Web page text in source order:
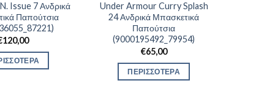
Issue 7 Ανδρικά
Παπούτσια
120,00
Under Armour Curry Splash
24 Ανδρικά Μπασκετικά
Παπούτσια
(9000195492_79954)
€65,00
ΠΕΡΙΣΣΟΤΕΡΑ